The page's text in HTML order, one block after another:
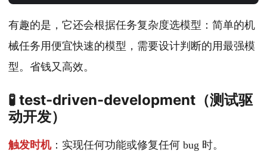
有趣的是，它还会根据任务复杂度选模型：简单的机
械任务用便宜快速的模型，需要设计判断的用最强模
型。省钱又高效。
🧪 test-driven-development（测试驱
动开发）
触发时机：实现任何功能或修复任何 bug 时。